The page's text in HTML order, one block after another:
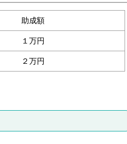
助成額
１万円
２万円